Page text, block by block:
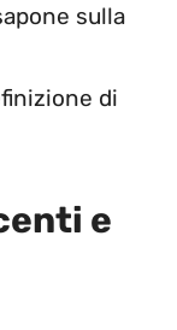
sulla
di
e